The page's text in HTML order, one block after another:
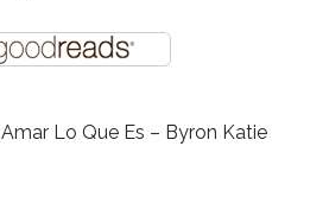
Amar Lo Que Es – Byron Katie